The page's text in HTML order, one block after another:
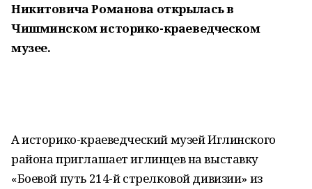
Никитовича Романова открылась в
Чишминском историко-краеведческом
музее.
А историко-краеведческий музей Иглинского
района приглашает иглинцев на выставку
«Боевой путь 214-й стрелковой дивизии» из